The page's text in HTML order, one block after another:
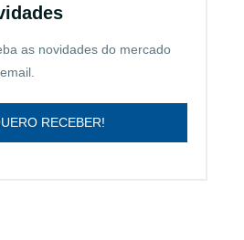
as novidades do mercado
RECEBER!